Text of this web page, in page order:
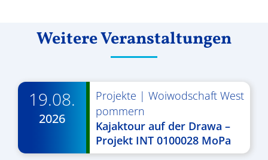
Weitere Veranstaltungen
19.08.
2026
Projekte | Woiwodschaft West
pommern
Kajaktour auf der Drawa –
Projekt INT 0100028 MoPa